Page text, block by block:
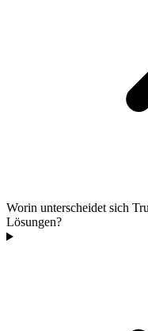
Worin unterscheidet sich
Lösungen?